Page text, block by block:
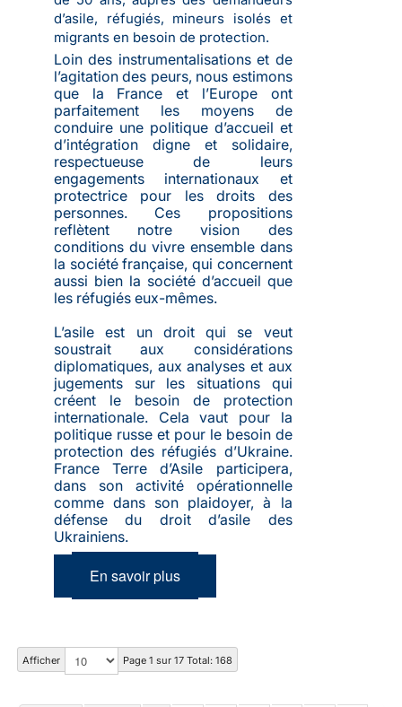
d’asile, réfugiés, mineurs isolés et
migrants en besoin de protection.
Loin des instrumentalisations et de
l’agitation des peurs, nous estimons
que la France et l’Europe ont
parfaitement les moyens de
conduire une politique d’accueil et
d’intégration digne et solidaire,
respectueuse de leurs
engagements internationaux et
protectrice pour les droits des
personnes. Ces propositions
reflètent notre vision des
conditions du vivre ensemble dans
la société française, qui concernent
aussi bien la société d’accueil que
les réfugiés eux-mêmes.
L’asile est un droit qui se veut
soustrait aux considérations
diplomatiques, aux analyses et aux
jugements sur les situations qui
créent le besoin de protection
internationale. Cela vaut pour la
politique russe et pour le besoin de
protection des réfugiés d’Ukraine.
France Terre d’Asile participera,
dans son activité opérationnelle
comme dans son plaidoyer, à la
défense du droit d’asile des
Ukrainiens.
En savoir plus
Afficher Page 1 sur 17 Total: 168